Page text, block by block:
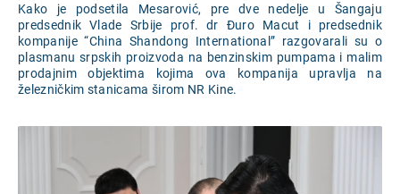
Kako je podsetila Mesarović, pre dve nedelje u Šangaju
predsednik Vlade Srbije prof. dr Đuro Macut i predsednik
kompanije “China Shandong International” razgovarali su o
plasmanu srpskih proizvoda na benzinskim pumpama i malim
prodajnim objektima kojima ova kompanija upravlja na
železničkim stanicama širom NR Kine.